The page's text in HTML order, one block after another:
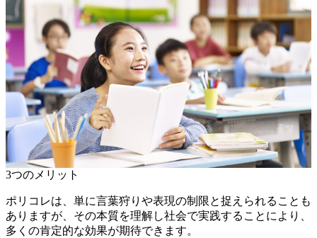
3つのメリット
ポリコレは、単に言葉狩りや表現の制限と捉えられることも
ありますが、その本質を理解し社会で実践することにより、
多くの肯定的な効果が期待できます。